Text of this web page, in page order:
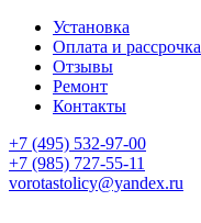
Установка
Оплата и рассрочка
Отзывы
Ремонт
Контакты
+7 (495) 532-97-00
+7 (985) 727-55-11
vorotastolicy@yandex.ru